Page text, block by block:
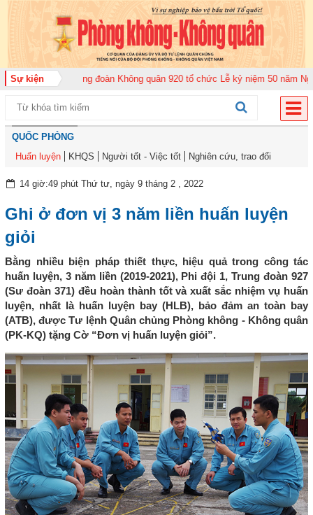
Sự kiện
2026 Trung đoàn Không quân 920 tổ chức Lễ kỷ niệm 50 năm Ngày
QUỐC PHÒNG
Huấn luyện
KHQS Người tốt - Việc tốt Nghiên cứu, trao đổi
14 giờ:49 phút Thứ tư, ngày 9 tháng 2 , 2022
Ghi ở đơn vị 3 năm liền huấn luyện
giỏi
Bằng nhiều biện pháp thiết thực, hiệu quả trong công tác
huấn luyện, 3 năm liền (2019-2021), Phi đội 1, Trung đoàn 927
(Sư đoàn 371) đều hoàn thành tốt và xuất sắc nhiệm vụ huấn
luyện, nhất là huấn luyện bay (HLB), bảo đảm an toàn bay
(ATB), được Tư lệnh Quân chủng Phòng không - Không quân
(PK-KQ) tặng Cờ “Đơn vị huấn luyện giỏi”.